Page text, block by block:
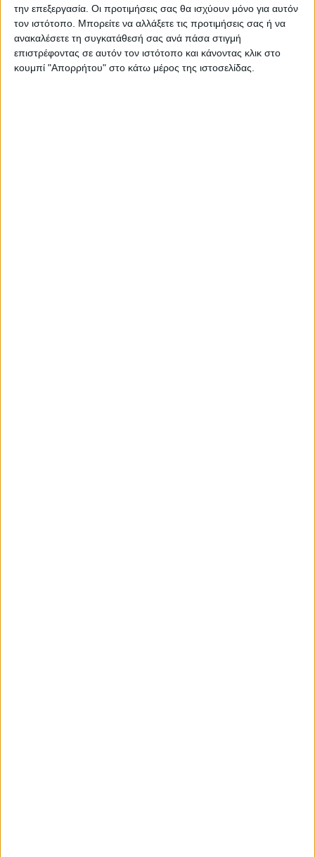
την επεξεργασία. Οι προτιμήσεις σας θα ισχύουν μόνο για αυτόν
τον ιστότοπο. Μπορείτε να αλλάξετε τις προτιμήσεις σας ή να
ανακαλέσετε τη συγκατάθεσή σας ανά πάσα στιγμή
επιστρέφοντας σε αυτόν τον ιστότοπο και κάνοντας κλικ στο
κουμπί "Απορρήτου" στο κάτω μέρος της ιστοσελίδας.
Τελευταίες Ειδήσεις Σήμερα
Ακολούθησε την εφημερίδα ΝΕΟΣ